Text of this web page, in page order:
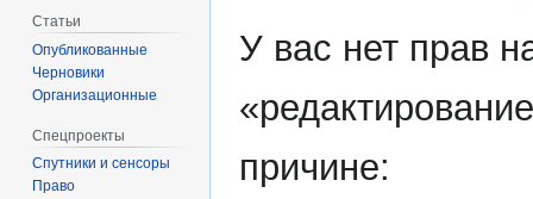
ккУ вас нет прав
причине:
Статьи
Опубликованные
Черновики
Организационные
Спецпроекты
Спутники и сенсоры
Право